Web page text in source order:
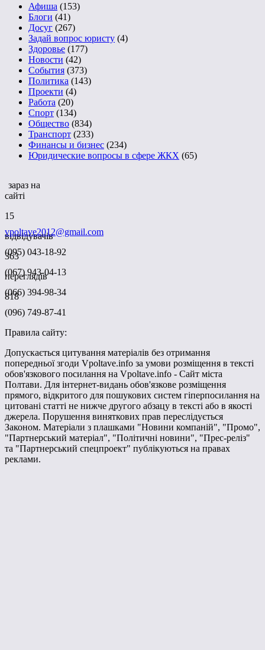
Афиша (153)
Блоги (41)
Досуг (267)
Задай вопрос юристу (4)
Здоровье (177)
Новости (42)
События (373)
Политика (143)
Проекти (4)
Работа (20)
Спорт (134)
Общество (834)
Транспорт (233)
Финансы и бизнес (234)
Юридические вопросы в сфере ЖКХ (65)
зараз на
сайті
15
відвідувачів
363
переглядів
818
vpoltave2012@gmail.com
(095) 043-18-92
(067) 943-04-13
(066) 394-98-34
(096) 749-87-41
Правила сайту:
Допускається цитування матеріалів без отримання
попередньої згоди Vpoltave.info за умови розміщення в тексті
обов'язкового посилання на Vpoltave.info - Сайт міста
Полтави. Для інтернет-видань обов'язкове розміщення
прямого, відкритого для пошукових систем гіперпосилання на
цитовані статті не нижче другого абзацу в тексті або в якості
джерела. Порушення виняткових прав переслідується
Законом. Матеріали з плашками "Новини компаній", "Промо",
"Партнерський матеріал", "Політичні новини", "Прес-реліз"
та "Партнерський спецпроект" публікуються на правах
реклами.